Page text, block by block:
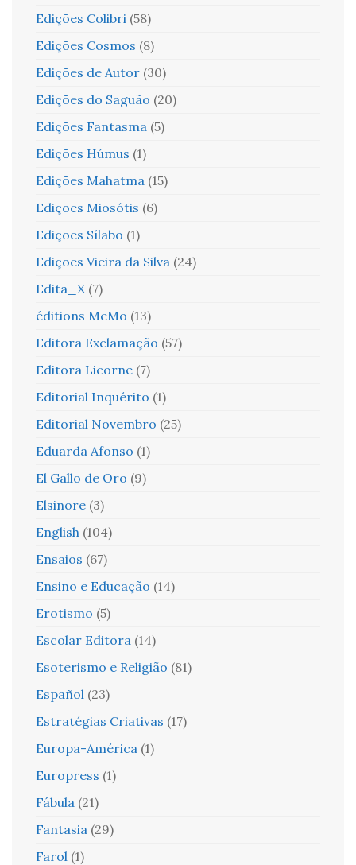
Edições Colibri (58)
Edições Cosmos (8)
Edições de Autor (30)
Edições do Saguão (20)
Edições Fantasma (5)
Edições Húmus (1)
Edições Mahatma (15)
Edições Miosótis (6)
Edições Sílabo (1)
Edições Vieira da Silva (24)
Edita_X (7)
éditions MeMo (13)
Editora Exclamação (57)
Editora Licorne (7)
Editorial Inquérito (1)
Editorial Novembro (25)
Eduarda Afonso (1)
El Gallo de Oro (9)
Elsinore (3)
English (104)
Ensaios (67)
Ensino e Educação (14)
Erotismo (5)
Escolar Editora (14)
Esoterismo e Religião (81)
Español (23)
Estratégias Criativas (17)
Europa-América (1)
Europress (1)
Fábula (21)
Fantasia (29)
Farol (1)